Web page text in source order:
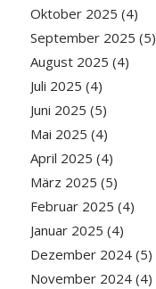
Oktober 2025 (4)
September 2025 (5)
August 2025 (4)
Juli 2025 (4)
Juni 2025 (5)
Mai 2025 (4)
April 2025 (4)
März 2025 (5)
Februar 2025 (4)
Januar 2025 (4)
Dezember 2024(5)
November 2024(4)